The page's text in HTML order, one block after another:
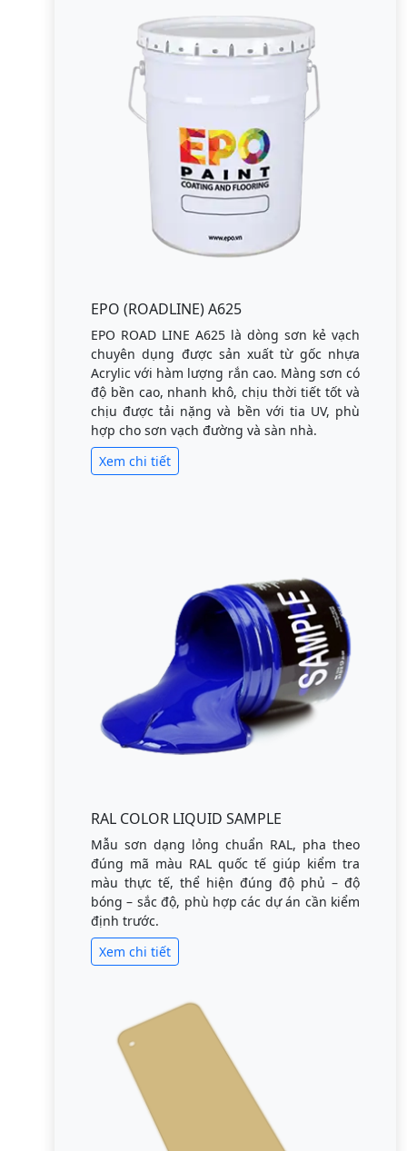
EPO (ROADLINE) A625
EPO ROAD LINE A625 là dòng sơn kẻ vạch
chuyên dụng được sản xuất từ gốc nhựa
Acrylic với hàm lượng rắn cao. Màng sơn có
độ bền cao, nhanh khô, chịu thời tiết tốt và
chịu được tải nặng và bền với tia UV, phù
hợp cho sơn vạch đường và sàn nhà.
Xem chi tiết
RAL COLOR LIQUID SAMPLE
Mẫu sơn dạng lỏng chuẩn RAL, pha theo
đúng mã màu RAL quốc tế giúp kiểm tra
màu thực tế, thể hiện đúng độ phủ – độ
bóng – sắc độ, phù hợp các dự án cần kiểm
định trước.
Xem chi tiết